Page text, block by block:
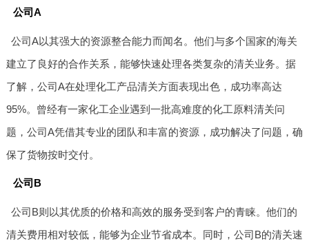
公司A
公司A以其强大的资源整合能力而闻名。他们与多个国家的海关
建立了良好的合作关系，能够快速处理各类复杂的清关业务。据
了解，公司A在处理化工产品清关方面表现出色，成功率高达
95%。曾经有一家化工企业遇到一批高难度的化工原料清关问
题，公司A凭借其专业的团队和丰富的资源，成功解决了问题，确
保了货物按时交付。
公司B
公司B则以其优质的价格和高效的服务受到客户的青睐。他们的
清关费用相对较低，能够为企业节省成本。同时，公司B的清关速